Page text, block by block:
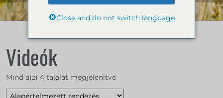
Videók
Mind a(z) 4 találat megjelenítve
Close and do not switch language